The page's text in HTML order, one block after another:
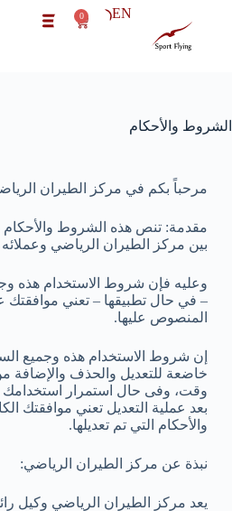
EN
0
الشروط والأحكام
مرحباً بكم في مركز الطيران
مقدمة: تنص هذه الشروط والأحكام
بين مركز الطيران الرياضي وعملائه
وعليه فإن شروط الاستخدام هذه
– في حال تطبيقها – تعني موافقتك
المنصوص عليها.
إن شروط الاستخدام هذه وجميع
خاضعة للتعديل والحذف والإضافة
وقت، وفى حال استمرار استخدامك
بعد عملية التعديل تعني موافقتك
والأحكام التي تم تعديلها.
نبذة عن مركز الطيران الرياضي:
يعد مركز الطيران الرياضي وكيل